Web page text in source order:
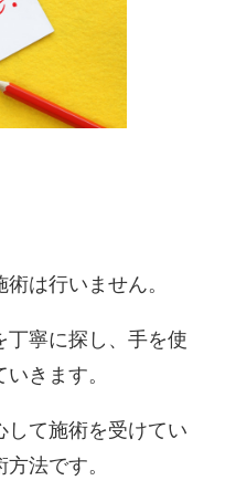
は行いません。
丁寧に探し、手を使
きます。
して施術を受けてい
法です。